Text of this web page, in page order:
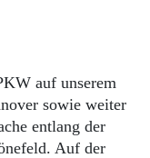
auf unserem
sowie weiter
entlang der
Auf der